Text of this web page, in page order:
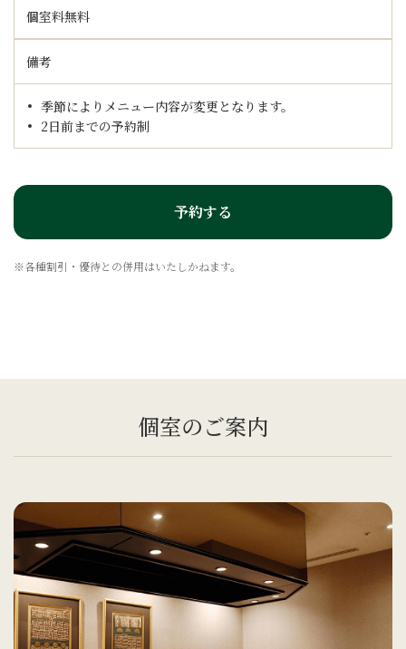
個室料無料
備考
季節によりメニュー内容が変更となります。
2日前までの予約制
予約する
※各種割引・優待との併用はいたしかねます。
個室のご案内